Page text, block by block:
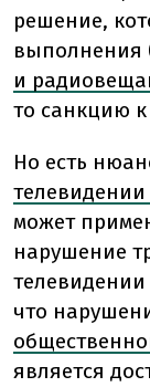
решение,
выполнения
и
то санкцию
Но есть
может
нарушение
что
является